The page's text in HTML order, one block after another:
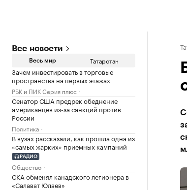
Все новости
Весь мир Татарстан
Зачем инвестировать в торговые
пространства на первых этажах
РБК и ПИК Серия плюс
Сенатор США предрек обеднение
американцев из-за санкций против
России
Политика
В вузах рассказали, как прошла одна из
«самых жарких» приемных кампаний
РАДИО
Общество
СКА обменял канадского легионера в
«Салават Юлаев»